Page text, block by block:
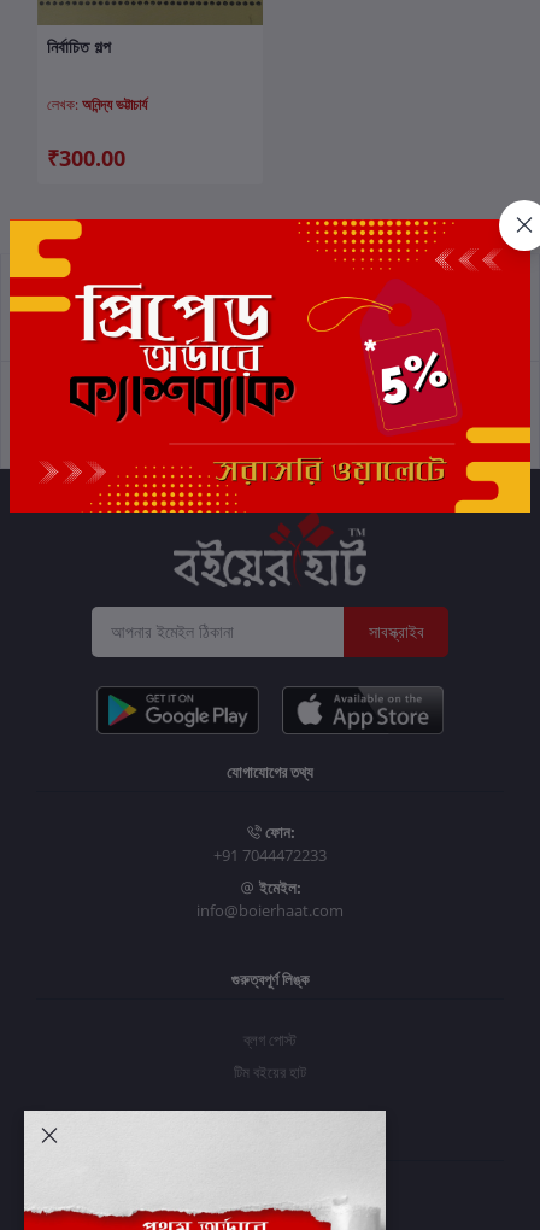
কার্টে যোগ করুন
নির্বাচিত গল্প
লেখক: অনিন্দ্য ভট্টাচার্য
₹300.00
শর্তাবলী প্রত্যাবর্তন নীতিমালা
গোপনীয়তা নীতি
সাবস্ক্রাইব
যোগাযোগের তথ্য
ফোন:
+91 7044472233
ইমেইল:
info@boierhaat.com
গুরুত্বপূর্ণ লিঙ্ক
ব্লগ পোস্ট
টিম বইয়ের হাট
প্রবেশ করুন